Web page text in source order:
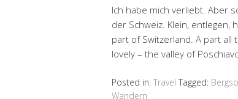
Ich habe mich verliebt. Aber
der Schweiz. Klein, entlegen,
part of Switzerland. A part all
lovely – the valley of
Posted in: Travel Tagged:
Wandern